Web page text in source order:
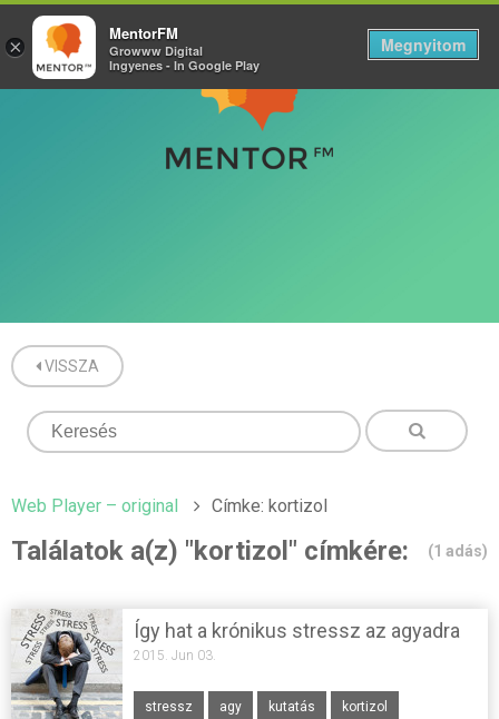
VISSZA
Web Player – original Címke: kortizol
Találatok a(z) "kortizol" címkére: (1 adás)
Így hat a krónikus stressz az agyadra
2015. Jun 03.
stressz agy kutatás kortizol
×
MentorFM
Growww Digital
Ingyenes - In Google Play
Megnyitom